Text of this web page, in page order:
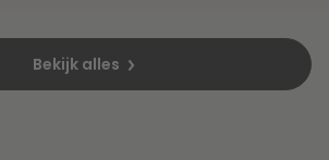
Bekijk alles